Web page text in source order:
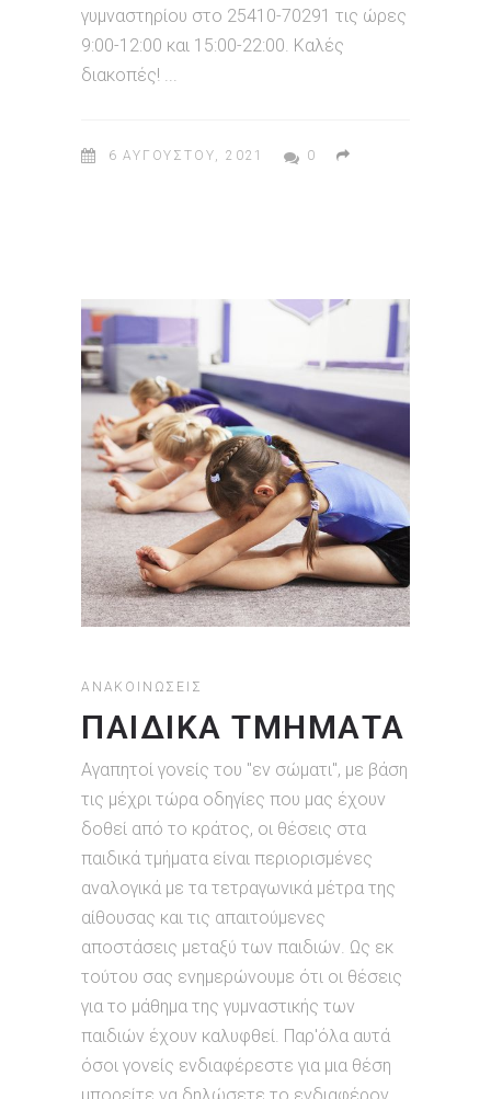
γυμναστηρίου στο 25410-70291 τις ώρες
9:00-12:00 και 15:00-22:00. Καλές
διακοπές!
6 ΑΥΓΟΎΣΤΟΥ, 2021 0
ΑΝΑΚΟΙΝΏΣΕΙΣ
ΠΑΙΔΙΚΑ ΤΜΗΜΑΤΑ
Αγαπητοί γονείς του "εν σώματι", με βάση
τις μέχρι τώρα οδηγίες που μας έχουν
δοθεί από το κράτος, οι θέσεις στα
παιδικά τμήματα είναι περιορισμένες
αναλογικά με τα τετραγωνικά μέτρα της
αίθουσας και τις απαιτούμενες
αποστάσεις μεταξύ των παιδιών. Ως εκ
τούτου σας ενημερώνουμε ότι οι θέσεις
για το μάθημα της γυμναστικής των
παιδιών έχουν καλυφθεί. Παρ'όλα αυτά
όσοι γονείς ενδιαφέρεστε για μια θέση